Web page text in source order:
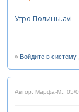
Утро Полины.avi
» Войдите в систему
Автор: Марфа-М., 05/